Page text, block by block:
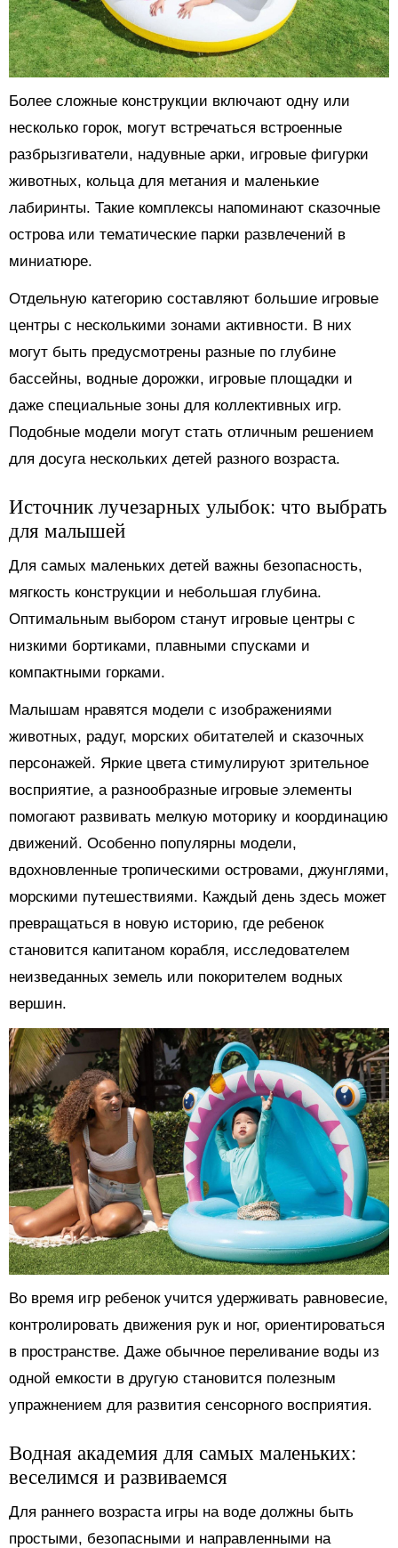
Более сложные конструкции включают одну или
несколько горок, могут встречаться встроенные
разбрызгиватели, надувные арки, игровые фигурки
животных, кольца для метания и маленькие
лабиринты. Такие комплексы напоминают сказочные
острова или тематические парки развлечений в
миниатюре.
Отдельную категорию составляют большие игровые
центры с несколькими зонами активности. В них
могут быть предусмотрены разные по глубине
бассейны, водные дорожки, игровые площадки и
даже специальные зоны для коллективных игр.
Подобные модели могут стать отличным решением
для досуга нескольких детей разного возраста.
Источник лучезарных улыбок: что выбрать
для малышей
Для самых маленьких детей важны безопасность,
мягкость конструкции и небольшая глубина.
Оптимальным выбором станут игровые центры с
низкими бортиками, плавными спусками и
компактными горками.
Малышам нравятся модели с изображениями
животных, радуг, морских обитателей и сказочных
персонажей. Яркие цвета стимулируют зрительное
восприятие, а разнообразные игровые элементы
помогают развивать мелкую моторику и координацию
движений. Особенно популярны модели,
вдохновленные тропическими островами, джунглями,
морскими путешествиями. Каждый день здесь может
превращаться в новую историю, где ребенок
становится капитаном корабля, исследователем
неизведанных земель или покорителем водных
вершин.
Во время игр ребенок учится удерживать равновесие,
контролировать движения рук и ног, ориентироваться
в пространстве. Даже обычное переливание воды из
одной емкости в другую становится полезным
упражнением для развития сенсорного восприятия.
Водная академия для самых маленьких:
веселимся и развиваемся
Для раннего возраста игры на воде должны быть
простыми, безопасными и направленными на